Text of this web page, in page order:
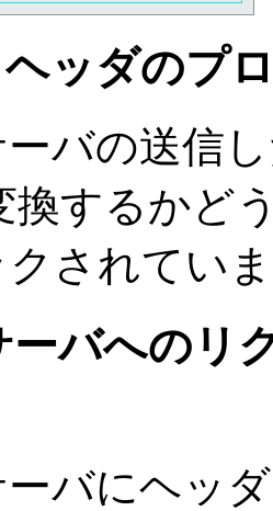
ヘッダのプ
バの送信
換するかど
されてい
ーバへのリ
ーバにヘッ